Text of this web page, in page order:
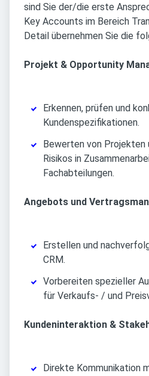
sind Sie der/die erste
Key Accounts im Bereich
Detail übernehmen Sie die
Projekt & Opportunity
Erkennen, prüfen und
Kundenspezifikationen.
Bewerten von Projekten
Risikos in
Fachabteilungen.
Angebots und
Erstellen und
CRM.
Vorbereiten spezieller
für Verkaufs- / und
Kundeninteraktion &
Direkte Kommunikation